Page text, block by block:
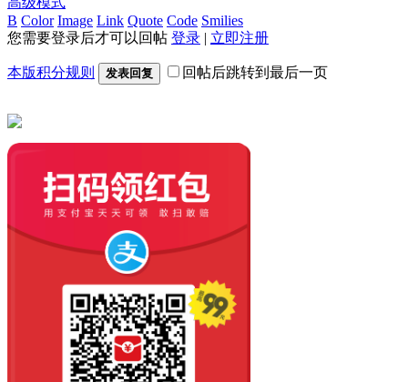
B Color Image Link Quote Code Smilies
您需要登录后才可以回帖 登录 | 立即注册
本版积分规则 发表回复 回帖后跳转到最后一页